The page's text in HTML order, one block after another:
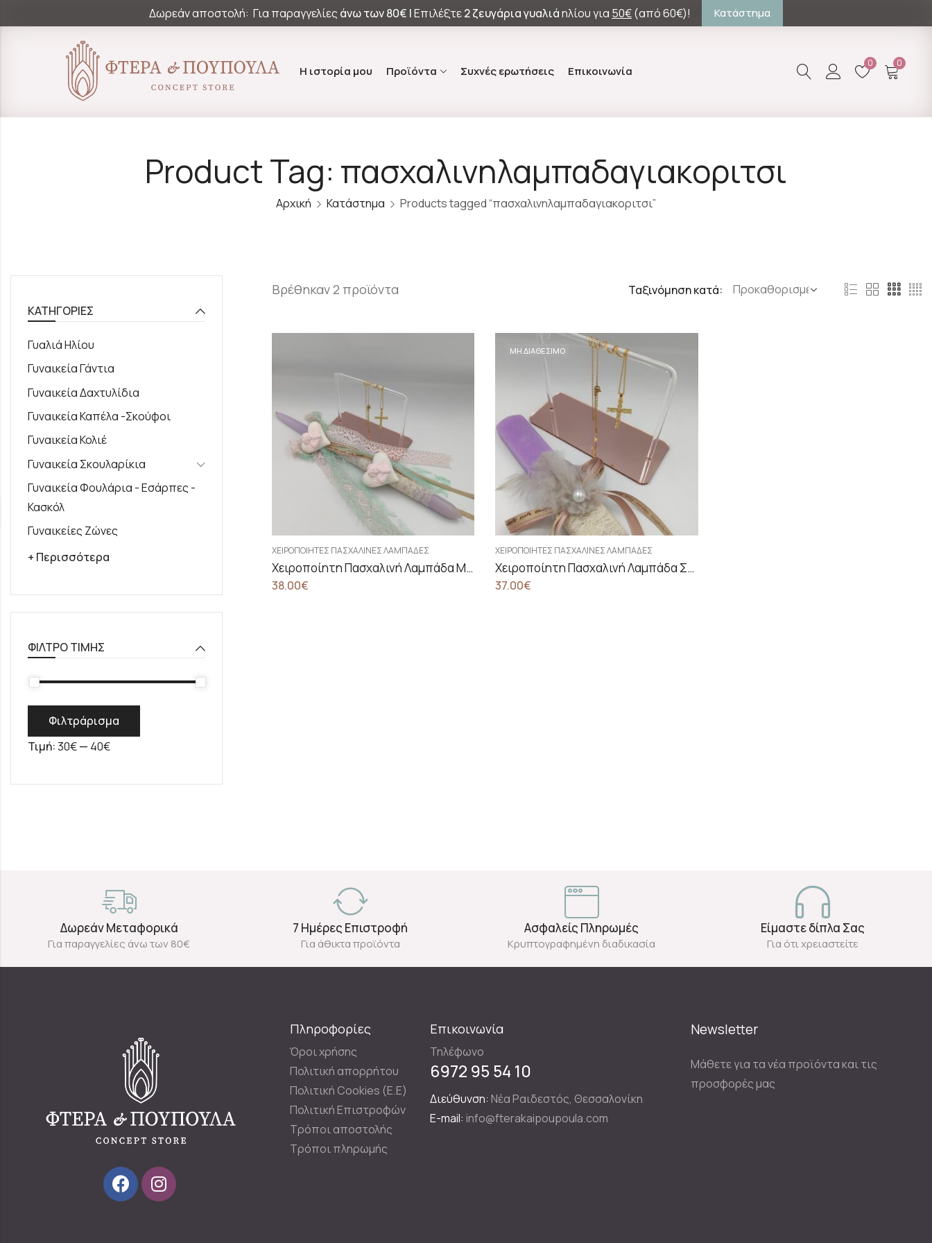
Δωρεάν αποστολή: Για παραγγελίες άνω των80€ |Επιλέξτε2 ζευγάρια γυαλιάηλίου για 50€(από 60€)! Κατάστημα
Η ιστορία μου Προϊόντα Συχνές ερωτήσεις Επικοινωνία
0 0
Product Tag: πασχαλινηλαμπαδαγιακοριτσι
Αρχική Κατάστημα Products tagged “πασχαλινηλαμπαδαγιακοριτσι”
Βρέθηκαν 2 προϊόντα Ταξινόμηση κατά:
ΧΕΙΡΟΠΟΊΗΤΕΣ ΠΑΣΧΑΛΙΝΈΣ ΛΑΜΠΆΔΕΣ
Χειροποίητη Πασχαλινή Λαμπάδα Με Αγγελάκια Σετ Με Σταυρό
38.00€
ΜΗ ΔΙΑΘΕΣΙΜΟ
ΧΕΙΡΟΠΟΊΗΤΕΣ ΠΑΣΧΑΛΙΝΈΣ ΛΑΜΠΆΔΕΣ
Χειροποίητη Πασχαλινή Λαμπάδα Σετ Με Σταυρό Με Ζιργκόν
37.00€
ΚΑΤΗΓΟΡΊΕΣ
Γυαλιά Ηλίου
Γυναικεία Γάντια
Γυναικεία Δαχτυλίδια
Γυναικεία Καπέλα -Σκούφοι
Γυναικεία Κολιέ
Γυναικεία Σκουλαρίκια
Γυναικεία Φουλάρια - Εσάρπες -
Κασκόλ
Γυναικείες Ζώνες
+ Περισσότερα
ΦΊΛΤΡΟ ΤΙΜΉΣ
Φιλτράρισμα
Τιμή:30€— 40€
Δωρεάν Μεταφορικά
Για παραγγελίες άνω των 80€
7 Ημέρες Επιστροφή
Για άθικτα προϊόντα
Ασφαλείς Πληρωμές
Κρυπτογραφημένη διαδικασία
Είμαστε δίπλα Σας
Για ότι χρειαστείτε
Πληροφορίες
Όροι χρήσης
Πολιτική απορρήτου
Πολιτική Cookies (E.E)
Πολιτική Επιστροφών
Τρόποι αποστολής
Τρόποι πληρωμής
Επικοινωνία
Τηλέφωνο
6972 95 54 10
Διεύθυνση: Νέα Ραιδεστός, Θεσσαλονίκη
E-mail: info@fterakaipoupoula.com
Newsletter
Μάθετε για τα νέα προϊόντα και τις
προσφορές μας